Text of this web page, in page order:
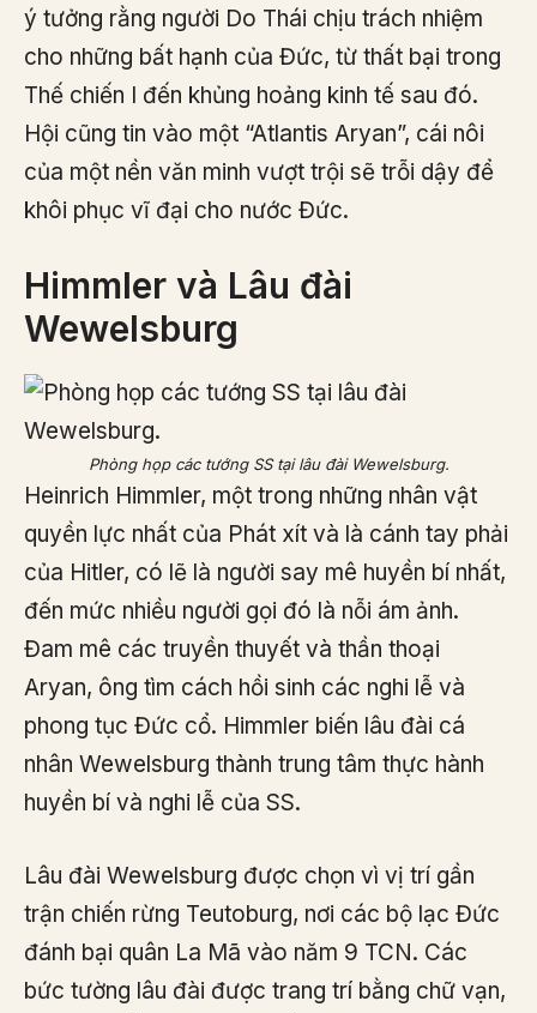
ý tưởng rằng người Do Thái chịu trách nhiệm
cho những bất hạnh của Đức, từ thất bại trong
Thế chiến I đến khủng hoảng kinh tế sau đó.
Hội cũng tin vào một “Atlantis Aryan”, cái nôi
của một nền văn minh vượt trội sẽ trỗi dậy để
khôi phục vĩ đại cho nước Đức.
Himmler và Lâu đài
Wewelsburg
Phòng họp các tướng SS tại lâu đài Wewelsburg.
Heinrich Himmler, một trong những nhân vật
quyền lực nhất của Phát xít và là cánh tay phải
của Hitler, có lẽ là người say mê huyền bí nhất,
đến mức nhiều người gọi đó là nỗi ám ảnh.
Đam mê các truyền thuyết và thần thoại
Aryan, ông tìm cách hồi sinh các nghi lễ và
phong tục Đức cổ. Himmler biến lâu đài cá
nhân Wewelsburg thành trung tâm thực hành
huyền bí và nghi lễ của SS.
Lâu đài Wewelsburg được chọn vì vị trí gần
trận chiến rừng Teutoburg, nơi các bộ lạc Đức
đánh bại quân La Mã vào năm 9 TCN. Các
bức tường lâu đài được trang trí bằng chữ vạn,